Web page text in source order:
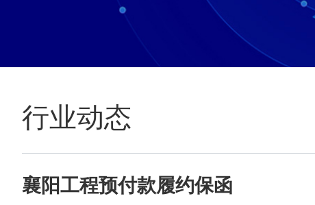
行业动态
襄阳工程预付款履约保函